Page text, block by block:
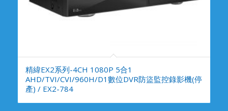
精緯EX2系列-4CH 1080P 5合1
AHD/TVI/CVI/960H/D1數位DVR防盜監控錄影機(停
產) / EX2-784